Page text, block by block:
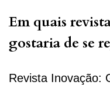
Em quais
gostaria de se
Revista Inovação: